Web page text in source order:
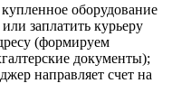
оборудование
заплатить курьеру
(формируем
документы);
направляет счет на